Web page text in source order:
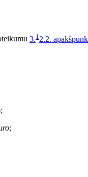
3.1 2.2.
;
;